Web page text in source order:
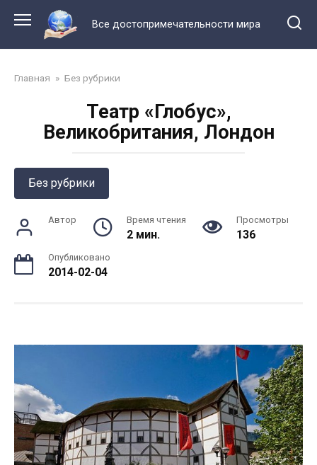
контенту
Все достопримечательности мира
Главная » Без рубрики
Театр «Глобус»,
Великобритания, Лондон
Без рубрики
Автор Время чтения
2 мин.
Просмотры
136
Опубликовано
2014-02-04